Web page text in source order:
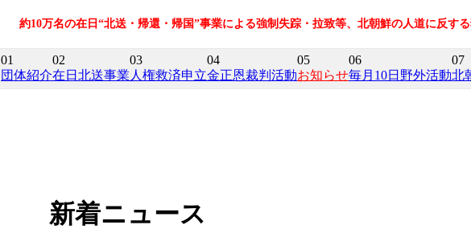
約10万名の在日“北送・帰還・帰国”事業による強制失踪・拉致等、北朝鮮の人道に反する
01
団体紹介
02
在日北送事業
03
人権救済申立
04
金正恩裁判活動
05
お知らせ
06
毎月10日野外活動
07
北
新着ニュース